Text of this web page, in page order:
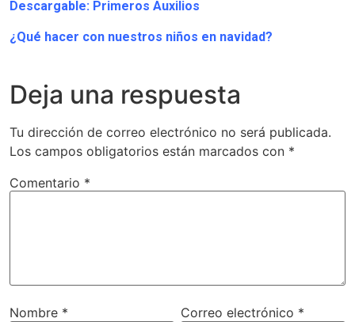
Descargable: Primeros Auxilios
¿Qué hacer con nuestros niños en navidad?
Deja una respuesta
Tu dirección de correo electrónico no será publicada.
Los campos obligatorios están marcados con *
Comentario *
Nombre * Correo electrónico *